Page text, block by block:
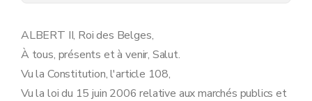
Art. 14
Art. 15
Art. 16
Art. 17
Section 2 Droits intellectuels
ALBERT II, Roi des Belges,
À tous, présents et à venir, Salut.
Vu la Constitution, l'article 108,
Vu la loi du 15 juin 2006 relative aux marchés publics et